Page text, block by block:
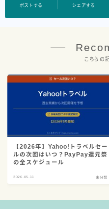
ポストする シェアする
こちらの
【2026年】Yahoo!トラベルセー
ルの次回はいつ？PayPay還元祭
の全スケジュール
2026.05.11 未分類